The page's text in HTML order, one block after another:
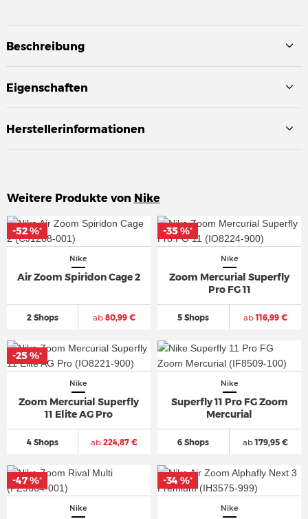
Beschreibung
Eigenschaften
Herstellerinformationen
Weitere Produkte von Nike
Nike
Air Zoom Spiridon Cage 2
2 Shops ab 80,99 €
-52 %*
-52 %*
Nike
Zoom Mercurial Superfly
Pro FG 11
5 Shops ab116,99 €
-35 %*
-35 %*
Nike
Zoom Mercurial Superfly
11 Elite AG Pro
4 Shops ab 224,87 €
-25 %*
-25 %*
Nike
Superfly 11 Pro FG Zoom
Mercurial
6 Shops ab179,95 €
Nike
-47 %*
-47 %*
Nike
-34 %*
-34 %*